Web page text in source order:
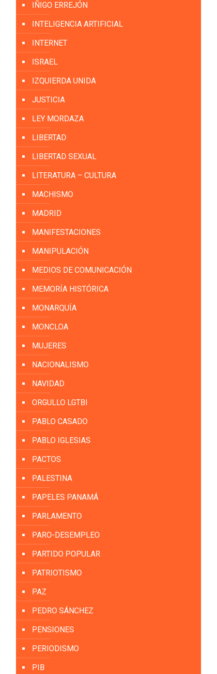
IÑIGO ERREJÓN
INTELIGENCIA ARTIFICIAL
INTERNET
ISRAEL
IZQUIERDA UNIDA
JUSTICIA
LEY MORDAZA
LIBERTAD
LIBERTAD SEXUAL
LITERATURA – CULTURA
MACHISMO
MADRID
MANIFESTACIONES
MANIPULACIÓN
MEDIOS DE COMUNICACIÓN
MEMORÍA HISTÓRICA
MONARQUÍA
MONCLOA
MUJERES
NACIONALISMO
NAVIDAD
ORGULLO LGTBI
PABLO CASADO
PABLO IGLESIAS
PACTOS
PALESTINA
PAPELES PANAMÁ
PARLAMENTO
PARO-DESEMPLEO
PARTIDO POPULAR
PATRIOTISMO
PAZ
PEDRO SÁNCHEZ
PENSIONES
PERIODISMO
PIB